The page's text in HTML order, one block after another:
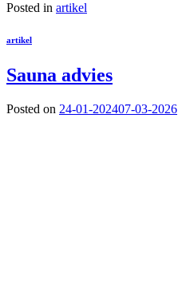
Posted in artikel
artikel
Sauna advies
Posted on 24-01-202407-03-2026